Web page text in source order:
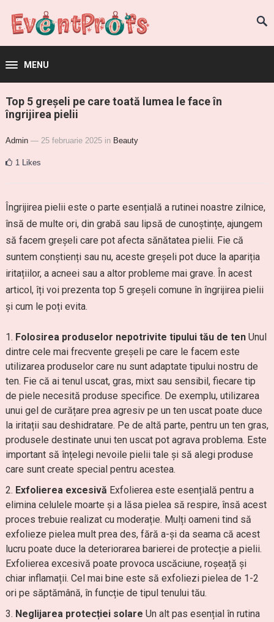
MENU
Top 5 greșeli pe care toată lumea le face în
îngrijirea pielii
Admin — 25 februarie 2025 in Beauty
1 Likes
Îngrijirea pielii este o parte esențială a rutinei noastre zilnice,
însă de multe ori, din grabă sau lipsă de cunoștințe, ajungem
să facem greșeli care pot afecta sănătatea pielii. Fie că
suntem conștienți sau nu, aceste greșeli pot duce la apariția
iritațiilor, a acneei sau a altor probleme mai grave. În acest
articol, îți voi prezenta top 5 greșeli comune în îngrijirea pielii
și cum le poți evita.
Folosirea produselor nepotrivite tipului tău de tenUnul
dintre cele mai frecvente greșeli pe care le facem este
utilizarea produselor care nu sunt adaptate tipului nostru de
ten. Fie că ai tenul uscat, gras, mixt sau sensibil, fiecare tip
de piele necesită produse specifice. De exemplu, utilizarea
unui gel de curățare prea agresiv pe un ten uscat poate duce
la iritații sau deshidratare. Pe de altă parte, pentru un ten gras,
produsele destinate unui ten uscat pot agrava problema. Este
important să înțelegi nevoile pielii tale și să alegi produse
care sunt create special pentru acestea.
Exfolierea excesivă Exfolierea este esențială pentru a
elimina celulele moarte și a lăsa pielea să respire, însă acest
proces trebuie realizat cu moderație. Mulți oameni tind să
exfolieze pielea mult prea des, fără a-și da seama că acest
lucru poate duce la deteriorarea barierei de protecție a pielii.
Exfolierea excesivă poate provoca uscăciune, roșeață și
chiar inflamații. Cel mai bine este să exfoliezi pielea de 1-2
ori pe săptămână, în funcție de tipul tenului tău.
Neglijarea protecției solare Un alt pas esențial în rutina